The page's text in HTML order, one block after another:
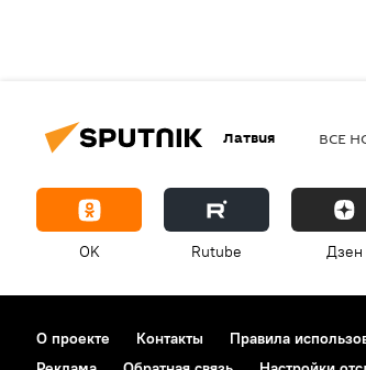
Латвия ВСЕ
OK Rutube Дзен
О проекте Контакты Правила